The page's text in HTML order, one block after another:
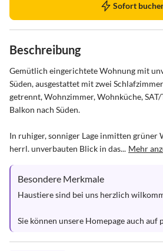
Sofort
Beschreibung
Gemütlich eingerichtete Wohnung mit
Süden, ausgestattet mit zwei
getrennt, Wohnzimmer, Wohnküche,
Balkon nach Süden.
In ruhiger, sonniger Lage inmitten grüner
herrl. unverbauten Blick in das... Mehr
Besondere Merkmale
Haustiere sind bei uns herzlich
Sie können unsere Homepage auch auf